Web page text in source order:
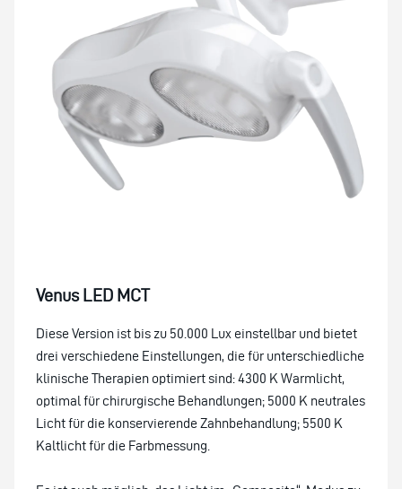
Venus LED MCT
Diese Version ist bis zu 50.000 Lux einstellbar und bietet
drei verschiedene Einstellungen, die für unterschiedliche
klinische Therapien optimiert sind: 4300 K Warmlicht,
optimal für chirurgische Behandlungen; 5000 K neutrales
Licht für die konservierende Zahnbehandlung; 5500 K
Kaltlicht für die Farbmessung.